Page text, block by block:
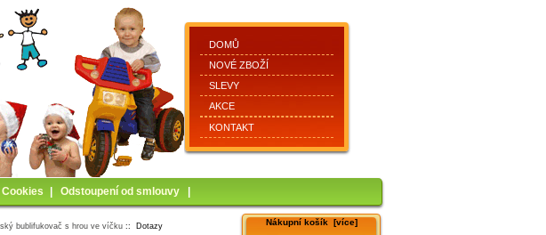
DOMŮ
NOVÉ ZBOŽÍ
SLEVY
AKCE
KONTAKT
Cookies Odstoupení od smlouvy
bublifukovač s hrou ve víčku :: Dotazy Nákupní košík [více]